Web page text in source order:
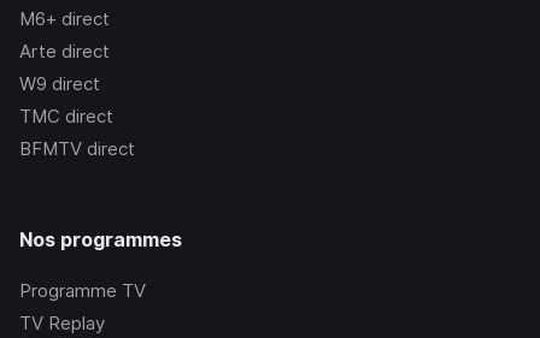
M6+ direct
Arte direct
W9 direct
TMC direct
BFMTV direct
Nos programmes
Programme TV
TV Replay